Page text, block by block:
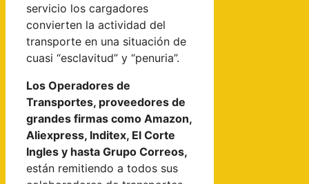
servicio los cargadores
convierten la actividad del
transporte en una situación de
cuasi “esclavitud” y “penuria”.
Los Operadores de
Transportes, proveedores de
grandes firmas como Amazon,
Aliexpress, Inditex, El Corte
Ingles y hasta Grupo Correos,
están remitiendo a todos sus